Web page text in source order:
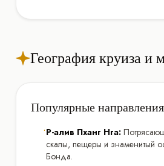
География круиза и
Популярные направления
•Р-алив Пханг Нга:
скалы, пещеры и знаменитый
Бонда.